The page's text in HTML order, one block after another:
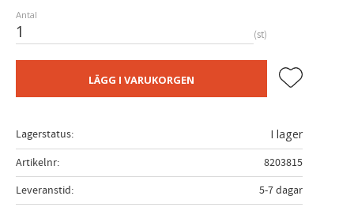
Antal
st
LÄGG I VARUKORGEN Lägg till i
Lagerstatus
I lager
Artikelnr
8203815
Leveranstid
5-7 dagar